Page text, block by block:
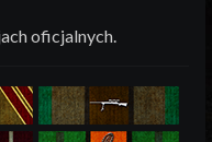
oficjalnych.